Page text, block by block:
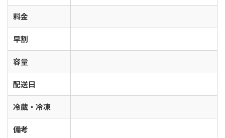
料金
早割
容量
配送日
冷蔵・冷凍
備考